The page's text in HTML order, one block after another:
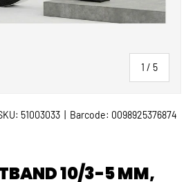
1 / von
5
51003033 Barcode: 0098925376874
10/3-5 MM,